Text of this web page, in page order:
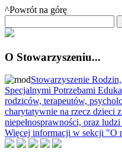
^Powrót na górę
O Stowarzyszeniu...
Stowarzyszenie
Specjalnymi Potrzebami
rodziców, terapeutów,
charytatywnie na rzecz dzieci
niepełnosprawności, oraz
Więcej informacji w sekcji "O